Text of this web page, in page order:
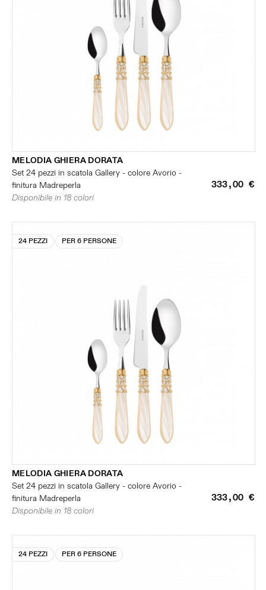
MELODIA GHIERA DORATA
Set 24 pezzi in scatola Gallery - colore Avorio -
finitura Madreperla
333,00 €
Disponibile in 18 colori
24 PEZZI PER 6 PERSONE
MELODIA GHIERA DORATA
Set 24 pezzi in scatola Gallery - colore Avorio -
finitura Madreperla
333,00 €
Disponibile in 18 colori
24 PEZZI PER 6 PERSONE